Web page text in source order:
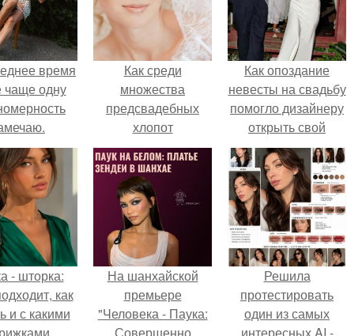
время
чаще одну
Как среди
множества
предсвадебных
хлопот
спланировать
косметические
процедуры по
уходу за собой,
чтобы в результате
по-настоящему
блистать?
Как опоздание
невесты на свадьбу
помогло дизайнеру
открыть свой
бренд.
- шторка:
как
и с какими
На шанхайской
премьере
"Человека - Паука:
Решила
протестировать
один из самых